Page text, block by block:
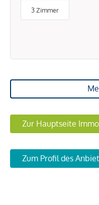
3 Zimmer
Zur Hauptseite
Zum Profil des